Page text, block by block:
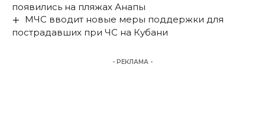
появились на пляжах Анапы
МЧС вводит новые меры поддержки для
пострадавших при ЧС на Кубани
- РЕКЛАМА -